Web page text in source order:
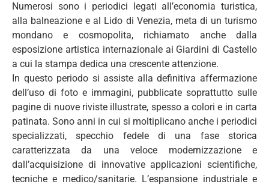
Numerosi sono i periodici legati all’economia turistica,
alla balneazione e al Lido di Venezia, meta di un turismo
mondano e cosmopolita, richiamato anche dalla
esposizione artistica internazionale ai Giardini di Castello
a cui la stampa dedica una crescente attenzione.
In questo periodo si assiste alla definitiva affermazione
dell’uso di foto e immagini, pubblicate soprattutto sulle
pagine di nuove riviste illustrate, spesso a colori e in carta
patinata. Sono anni in cui si moltiplicano anche i periodici
specializzati, specchio fedele di una fase storica
caratterizzata da una veloce modernizzazione e
dall’acquisizione di innovative applicazioni scientifiche,
tecniche e medico/sanitarie. L’espansione industriale e